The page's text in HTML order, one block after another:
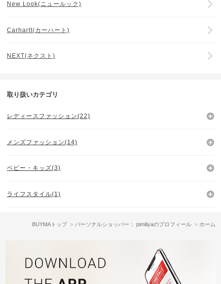
New Look(ニュールック)
Carhartt(カーハート)
NEXT(ネクスト)
取り扱いカテゴリ
レディースファッション(22)
メンズファッション(14)
ベビー・キッズ(3)
ライフスタイル(1)
BUYMAトップ パーソナルショッパー： pimiliyaのプロフィール ホーム